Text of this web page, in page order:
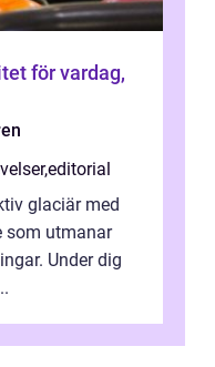
för vardag,
,editorial
glaciär med
som utmanar
Under dig